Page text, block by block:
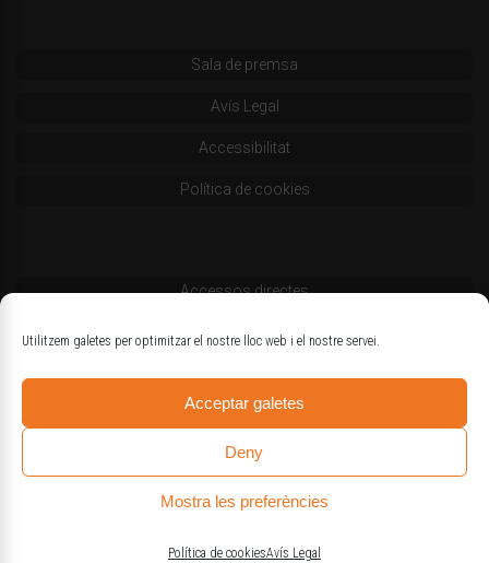
Utilitzem galetes per optimitzar el nostre lloc web i el nostre servei.
Acceptar galetes
Deny
Mostra les preferències
Política de cookiesAvís Legal
Sala de premsa
Avís Legal
Accessibilitat
Política de cookies
Accessos directes
Codi deontològic
Estatuts
Logotips oficials
© Col·legi d'Enginyers Agrònoms de Catalunya